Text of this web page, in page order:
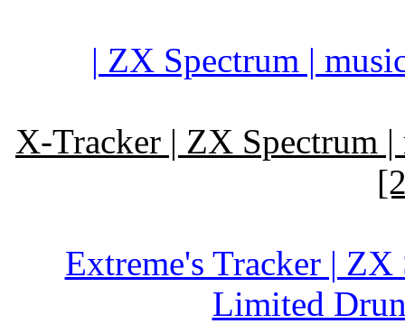
| ZX Spectrum |
X-Tracker | ZX Spectrum
Extreme's Tracker |
Limited